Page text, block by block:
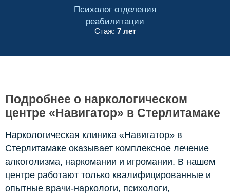
Психолог отделения
реабилитации
Стаж: 7 лет
Подробнее о наркологическом
центре «Навигатор» в Стерлитамаке
Наркологическая клиника «Навигатор» в
Стерлитамаке оказывает комплексное лечение
алкоголизма, наркомании и игромании. В нашем
центре работают только квалифицированные и
опытные врачи-наркологи, психологи,